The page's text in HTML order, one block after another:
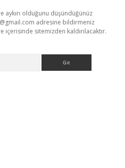
aykırı olduğunu düşündüğünüz
adresine bildirmeniz
içerisinde sitemizden kaldırılacaktır.